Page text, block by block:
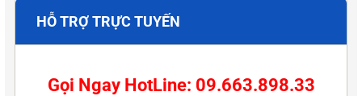
HỖ TRỢ TRỰC TUYẾN
Gọi Ngay HotLine: 09.663.898.33